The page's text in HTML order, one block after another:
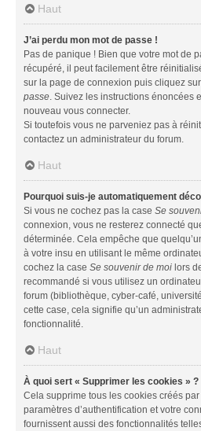
Haut
J’ai perdu mon mot de passe !
Pas de panique ! Bien que votre mot de
récupéré, il peut facilement être
sur la page de connexion puis cliquez sur
passe. Suivez les instructions énoncées
nouveau vous connecter.
Si toutefois vous ne parveniez pas à
contactez un administrateur du forum.
Haut
Pourquoi suis-je automatiquement
Si vous ne cochez pas la case Se
connexion, vous ne resterez connecté
déterminée. Cela empêche que
à votre insu en utilisant le même
cochez la case Se souvenir de moi lors
recommandé si vous utilisez un
forum (bibliothèque, cyber-café,
cette case, cela signifie qu’un
fonctionnalité.
Haut
À quoi sert « Supprimer les cookies » ?
Cela supprime tous les cookies créés
paramètres d’authentification et votre
fournissent aussi des fonctionnalités